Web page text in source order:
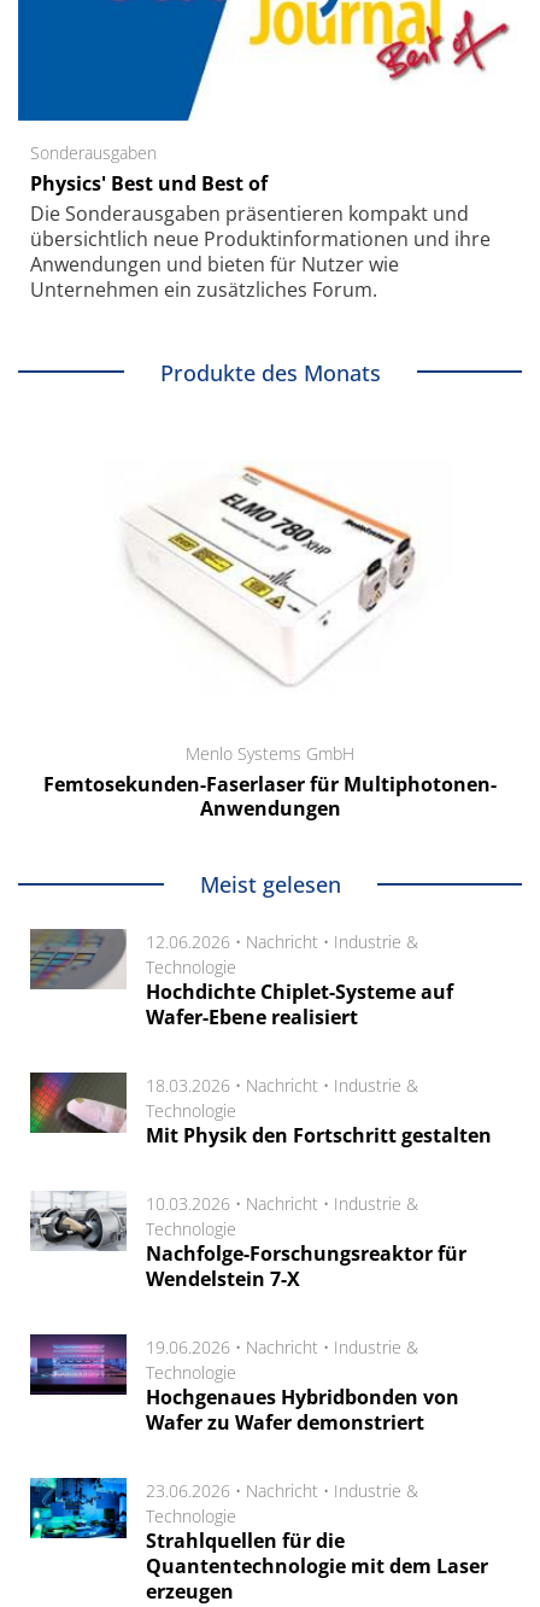
Sonderausgaben
Physics' Best und Best of
Die Sonder­ausgaben präsentieren kompakt und
übersichtlich neue Produkt­informationen und ihre
Anwendungen und bieten für Nutzer wie
Unternehmen ein zusätzliches Forum.
Produkte des Monats
Menlo Systems GmbH
Femtosekunden-Faserlaser für Multiphotonen-
Anwendungen
Meist gelesen
12.06.2026 • Nachricht • Industrie &
Technologie
Hochdichte Chiplet-Systeme auf
Wafer-Ebene realisiert
18.03.2026 • Nachricht • Industrie &
Technologie
Mit Physik den Fortschritt gestalten
10.03.2026 • Nachricht • Industrie &
Technologie
Nachfolge-Forschungsreaktor für
Wendelstein 7-X
19.06.2026 • Nachricht • Industrie &
Technologie
Hochgenaues Hybridbonden von
Wafer zu Wafer demonstriert
23.06.2026 • Nachricht • Industrie &
Technologie
Strahlquellen für die
Quantentechnologie mit dem Laser
erzeugen